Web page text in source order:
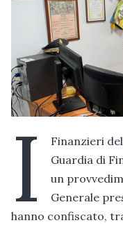
I
Finanzieri
Guardia di
un
Generale
hanno confiscato,